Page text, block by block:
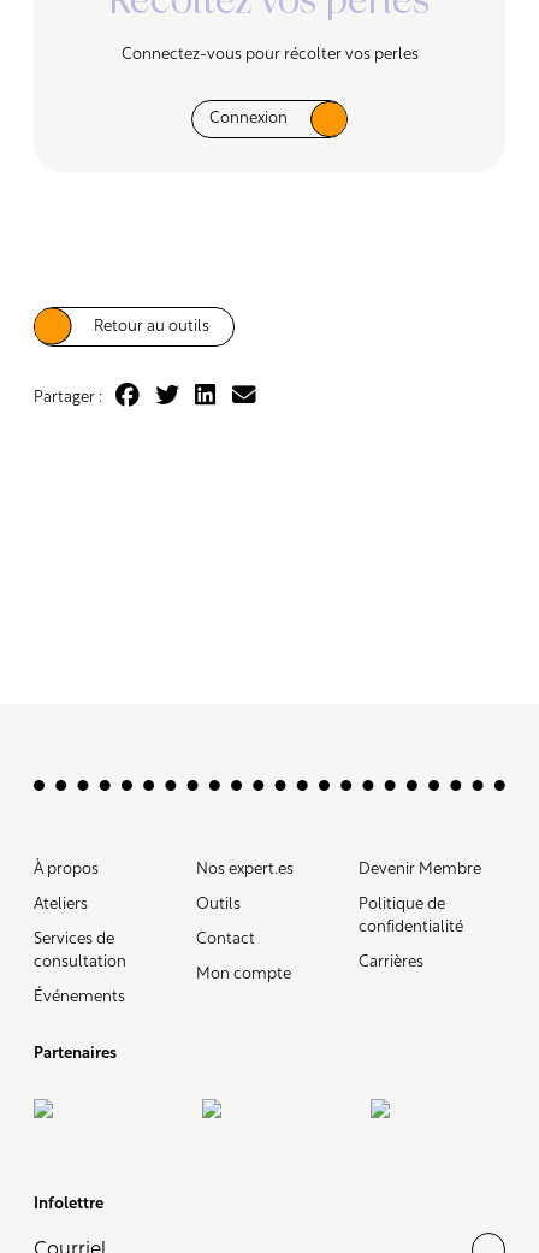
Connectez-vous pour récolter vos perles
Connexion
Retour au outils
Partager :
À propos
Ateliers
Services de
consultation
Événements
Nos expert.es
Outils
Contact
Mon compte
Devenir Membre
Politique de
confidentialité
Carrières
Partenaires
Infolettre